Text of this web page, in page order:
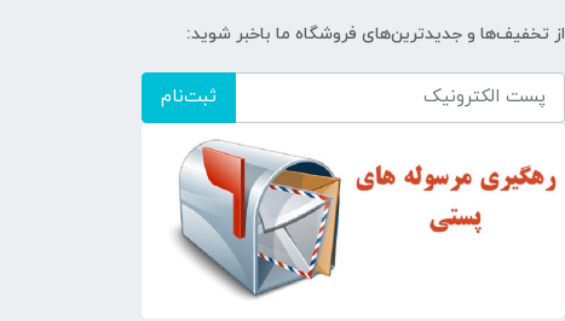
از تخفیف‌ها و جدیدترین‌های فروشگاه ما باخبر شوید:
ثبت‌نام